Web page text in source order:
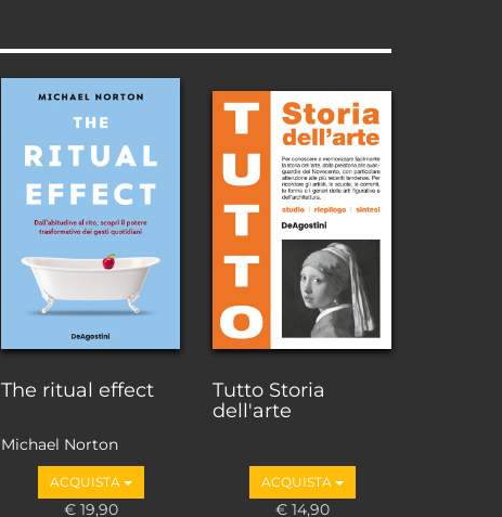
The ritual effect
Michael Norton
ACQUISTA
€ 19,90
Tutto Storia
dell'arte
ACQUISTA
€ 14,90